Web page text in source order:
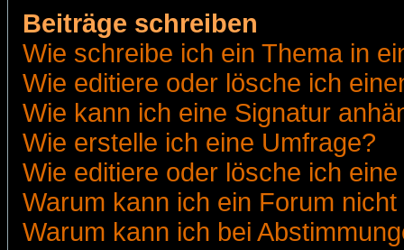
Beiträge schreiben
Wie schreibe ich ein Thema in
Wie editiere oder lösche ich
Wie kann ich eine Signatur
Wie erstelle ich eine Umfrage?
Wie editiere oder lösche ich
Warum kann ich ein Forum
Warum kann ich bei